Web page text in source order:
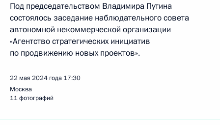
Под председательством Владимира Путина
состоялось заседание наблюдательного совета
автономной некоммерческой организации
«Агентство стратегических инициатив
по продвижению новых проектов».
22 мая 2024 года 17:30
Москва
11 фотографий